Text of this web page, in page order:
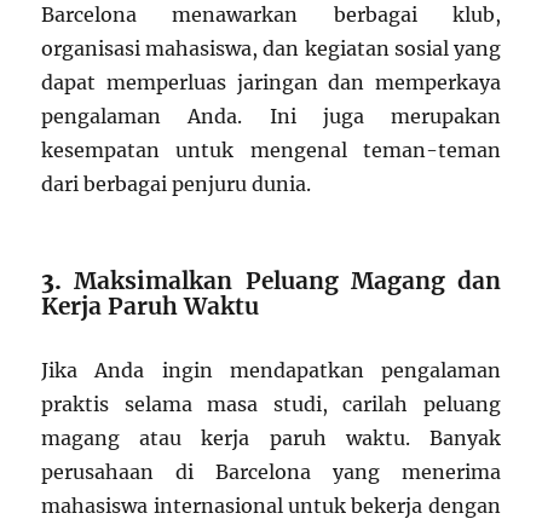
Barcelona menawarkan berbagai klub,
organisasi mahasiswa, dan kegiatan sosial yang
dapat memperluas jaringan dan memperkaya
pengalaman Anda. Ini juga merupakan
kesempatan untuk mengenal teman-teman
dari berbagai penjuru dunia.
3.Maksimalkan Peluang Magang dan
Kerja Paruh Waktu
Jika Anda ingin mendapatkan pengalaman
praktis selama masa studi, carilah peluang
magang atau kerja paruh waktu. Banyak
perusahaan di Barcelona yang menerima
mahasiswa internasional untuk bekerja dengan